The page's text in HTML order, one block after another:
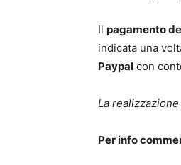
Il pagamento
indicata una
Paypal con
La
Per info